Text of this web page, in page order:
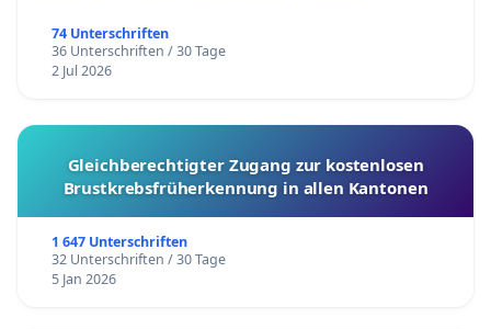
74 Unterschriften
36 Unterschriften / 30 Tage
2 Jul 2026
Gleichberechtigter Zugang zur kostenlosen
Brustkrebsfrüherkennung in allen Kantonen
1 647 Unterschriften
32 Unterschriften / 30 Tage
5 Jan 2026